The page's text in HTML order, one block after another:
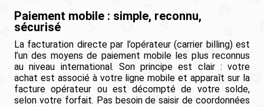
Paiement mobile : simple, reconnu,
sécurisé
La facturation directe par l’opérateur (carrier billing) est
l’un des moyens de paiement mobile les plus reconnus
au niveau international. Son principe est clair : votre
achat est associé à votre ligne mobile et apparaît sur la
facture opérateur ou est décompté de votre solde,
selon votre forfait. Pas besoin de saisir de coordonnées